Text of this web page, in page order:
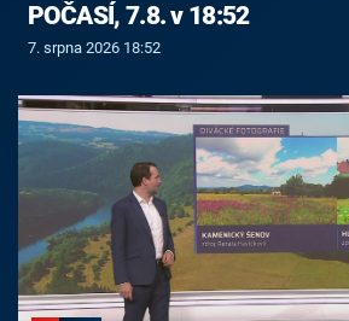
POČASÍ, 7.8. v 18:52
7. srpna 2026 18:52